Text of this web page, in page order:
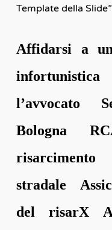
Template della
Affidarsi a
l’avvocato
Bologna
risarcimento
stradale
del risarX